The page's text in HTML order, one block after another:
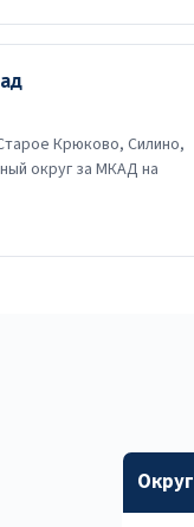
Крюково, Силино,
округ за МКАД на
Округ